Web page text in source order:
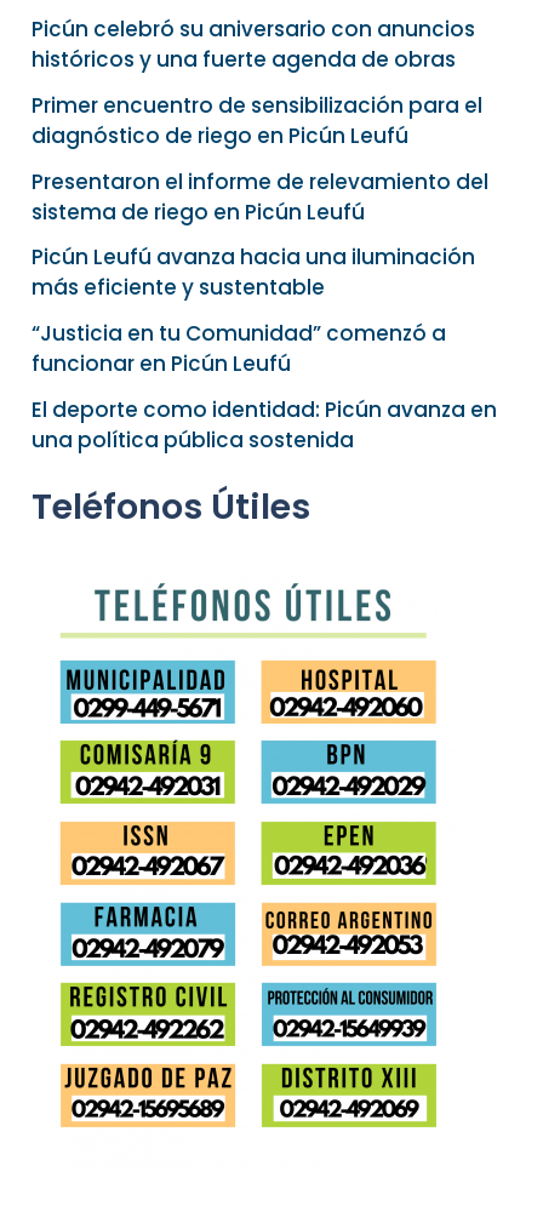
Picún celebró su aniversario con anuncios
históricos y una fuerte agenda de obras
Primer encuentro de sensibilización para el
diagnóstico de riego en Picún Leufú
Presentaron el informe de relevamiento del
sistema de riego en Picún Leufú
Picún Leufú avanza hacia una iluminación
más eficiente y sustentable
“Justicia en tu Comunidad” comenzó a
funcionar en Picún Leufú
El deporte como identidad: Picún avanza en
una política pública sostenida
Teléfonos Útiles